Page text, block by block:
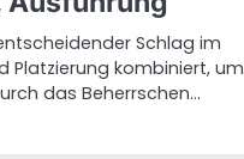
Schlag im
Platzierung kombiniert, um
das Beherrschen…